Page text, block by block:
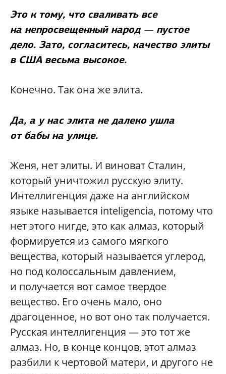
Это к тому, что сваливать все
на непросвещенный народ — пустое
дело. Зато, согласитесь, качество элиты
в США весьма высокое.
Конечно. Так она же элита.
Да, а у нас элита не далеко ушла
от бабы на улице.
Женя, нет элиты. И виноват Сталин,
который уничтожил русскую элиту.
Интеллигенция даже на английском
языке называется inteligencia, потому что
нет этого нигде, это как алмаз, который
формируется из самого мягкого
вещества, который называется углерод,
но под колоссальным давлением,
и получается вот самое твердое
вещество. Его очень мало, оно
драгоценное, но вот оно так получается.
Русская интеллигенция — это тот же
алмаз. Но, в конце концов, этот алмаз
разбили к чертовой матери, и другого не